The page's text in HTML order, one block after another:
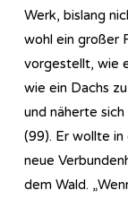
Werk, bislang
wohl ein großer
vorgestellt, wie
wie ein Dachs
und näherte
(99). Er wollte
neue
dem Wald.